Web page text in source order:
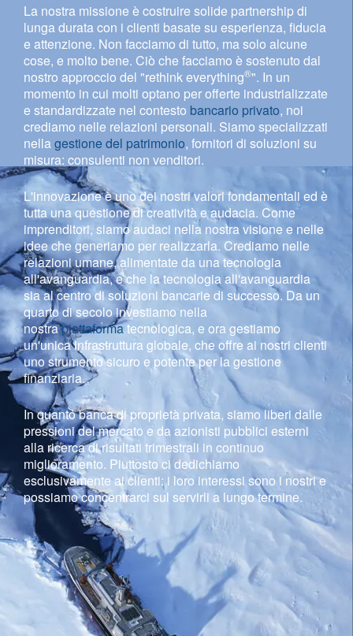
La nostra missione è costruire solide partnership di
lunga durata con i clienti basate su esperienza, fiducia
e attenzione. Non facciamo di tutto, ma solo alcune
cose, e molto bene. Ciò che facciamo è sostenuto dal
nostro approccio del "rethink everything®". In un
momento in cui molti optano per offerte industrializzate
e standardizzate nel contesto bancario privato, noi
crediamo nelle relazioni personali. Siamo specializzati
nellagestione del patrimonio, fornitori di soluzioni su
misura: consulenti non venditori.
L'innovazione è uno dei nostri valori fondamentali ed è
tutta una questione di creatività e audacia. Come
imprenditori, siamo audaci nella nostra visione e nelle
idee che generiamo per realizzarla. Crediamo nelle
relazioni umane, alimentate da una tecnologia
all'avanguardia, e che la tecnologia all'avanguardia
sia al centro di soluzioni bancarie di successo. Da un
quarto di secolo investiamo nella
nostrapiattaformatecnologica, e ora gestiamo
un'unica infrastruttura globale, che offre ai nostri clienti
uno strumento sicuro e potente per la gestione
finanziaria.
In quanto banca di proprietà privata, siamo liberi dalle
pressioni del mercato e da azionisti pubblici esterni
alla ricerca di risultati trimestrali in continuo
miglioramento. Piuttosto ci dedichiamo
esclusivamente ai clienti: i loro interessi sono i nostri e
possiamo concentrarci sul servirli a lungo termine.